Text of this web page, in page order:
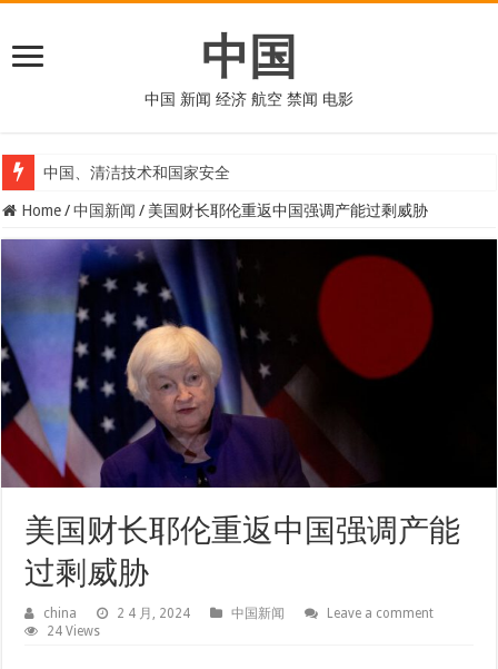
中国
中国 新闻 经济 航空 禁闻 电影
中国、清洁技术和国家安全
Home / 中国新闻 / 美国财长耶伦重返中国强调产能过剩威胁
美国财长耶伦重返中国强调产能
过剩威胁
china 2 4 月, 2024 中国新闻
Leave a comment
24 Views